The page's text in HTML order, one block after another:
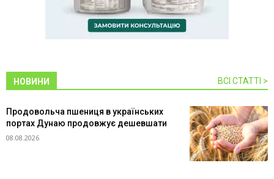
НОВИНИ ВСІ СТАТТІ >
Продовольча пшениця в українських
портах Дунаю продовжує дешевшати
08.08.2026